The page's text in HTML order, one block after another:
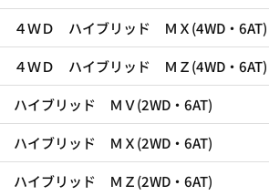
４ＷＤ ハイブリッド ＭＸ(4WD・6AT)
４ＷＤ ハイブリッド ＭＺ(4WD・6AT)
ハイブリッド ＭＶ(2WD・6AT)
ハイブリッド ＭＸ(2WD・6AT)
ハイブリッド ＭＺ(2WD・6AT)